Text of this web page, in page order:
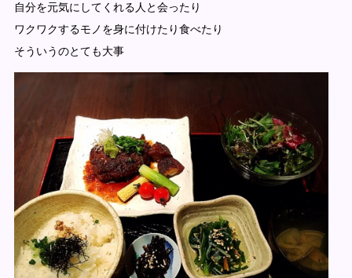
自分を元気にしてくれる人と会ったり
ワクワクするモノを身に付けたり食べたり
そういうのとても大事